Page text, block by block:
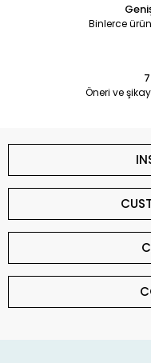
Binlerce
Öneri ve